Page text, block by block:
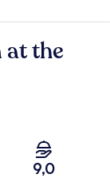
at the
9,0